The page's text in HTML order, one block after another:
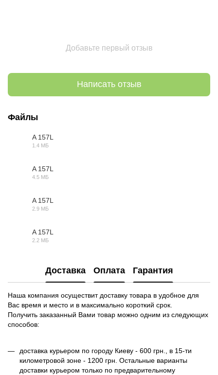
Добавьте первый отзыв
Написать отзыв
Файлы
A 157L
1.4 МБ
A 157L
4.5 МБ
A 157L
2.9 МБ
A 157L
2.2 МБ
Доставка Оплата Гарантия
Наша компания осуществит доставку товара в удобное для
Вас время и место и в максимально короткий срок.
Получить заказанный Вами товар можно одним из следующих
способов:
доставка курьером по городу Киеву - 600 грн., в 15-ти
километровой зоне - 1200 грн. Остальные варианты
доставки курьером только по предварительному